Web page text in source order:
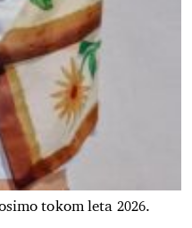
tokom leta 2026.